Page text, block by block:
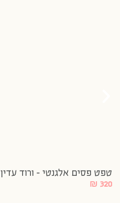
טפט פסים אלגנטי – ורוד עדין
₪ 320